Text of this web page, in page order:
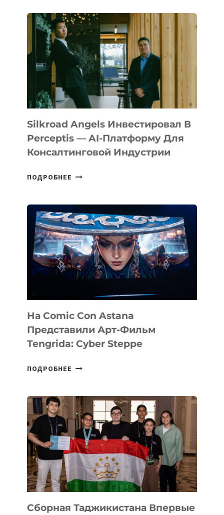
КОРЕЯ
ДОКТОР
ЛИ
ЧОН
ХО
Silkroad Angels Инвестировал В
Perceptis — AI-Платформу Для
Консалтинговой Индустрии
ПОДРОБНЕЕ SILKROAD
В
PERCEPTIS
—
AI-
ПЛАТФОРМУ
ДЛЯ
ИНДУСТРИИ
На Comic Con Astana
Представили Арт-Фильм
Tengrida: Cyber Steppe
ПОДРОБНЕЕ
ASTANA
ПРЕДСТАВИЛИ
АРТ-
ФИЛЬМ
TENGRIDA:
CYBER
STEPPE
Сборная Таджикистана Впервые